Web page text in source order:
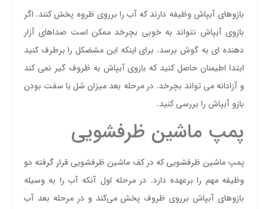
بازوهای آبپاش وظیفه دارند که آب را برروی ظروه پخش کنند. اگر
بازوی آبپاش نتواند به خوبی بچرخد ممکن است صداهای آزار
دهنده ای به گوش برسد. برای اینکه این مشضکل را برطرف کنید
ابتدا اطیمنان حاصل کنید که بازوی آبپاش به ظروف گیر نمی کند
و آزادانه می تواند بچرخد. در مرحله بعد میزان شل یا سفت بودن
بازو آبپاش را بررسی کنید.
پمپ ماشین ظرفشویی
پمپ ماشین ظرفشویی که در کف ماشین ظرفشویی قرار گرفته دو
وظیفه مهم را برعهده دارد. در مرحله اول آنکه آب را به وسیله
بازوهای آبپاش برروی ظروف پخش می‌کند و در مرحله بعد آب